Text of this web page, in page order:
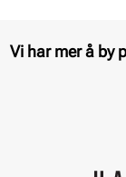
Vi har mer å by